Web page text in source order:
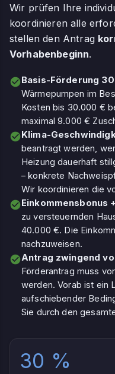
Wir prüfen Ihre
koordinieren alle
stellen den Antrag
Vorhabenbeginn.
Basis-Förderung 30
Wärmepumpen im
Kosten bis 30.000 €
maximal 9.000 €
Klima-
beantragt werden,
Heizung dauerhaft
– konkrete
Wir koordinieren die
Einkommensbonus
zu versteuernden
40.000 €. Die
nachzuweisen.
Antrag zwingend
Förderantrag muss
werden. Vorab ist ein
aufschiebender
Sie durch den
30 %